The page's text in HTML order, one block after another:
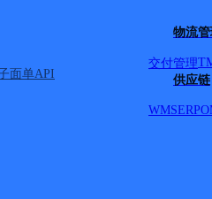
面单API
物流
交付管理
供应链
WMSERP
属区对面
政支局